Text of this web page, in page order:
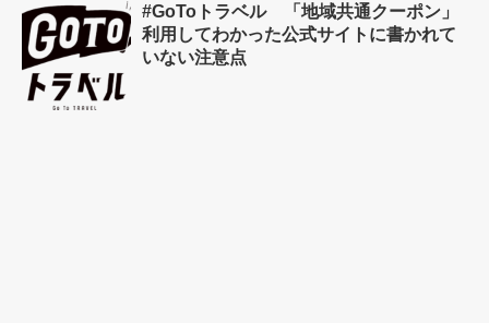
#GoToトラベル 「地域共通クーポン」
利用してわかった公式サイトに書かれて
いない注意点